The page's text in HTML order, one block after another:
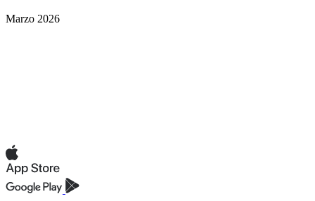
Marzo 2026